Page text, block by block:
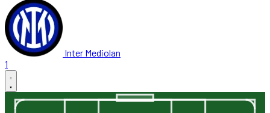
Inter Mediolan
1